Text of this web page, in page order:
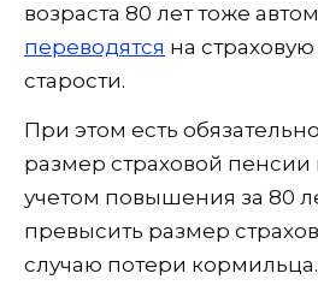
возраста 80 лет тоже
переводятся на
старости.
При этом есть
размер страховой пенсии
учетом повышения за 80
превысить размер
случаю потери кормильца.